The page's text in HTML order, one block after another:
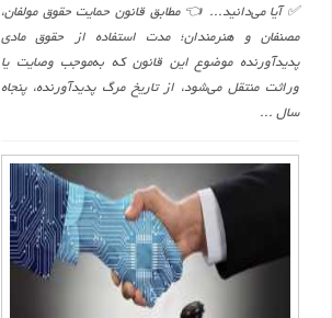
✅ آیا می‌دانید... 👈 مطابق قانون حمایت حقوق مولفان،
مصنفان و هنرمندان؛ مدت استفاده از حقوق مادی
پدیدآورنده موضوع این قانون که به‌موجب وصایت یا
وراثت منتقل می‌شود، از تاریخ مرگ پدیدآورنده، پنجاه
سال ...